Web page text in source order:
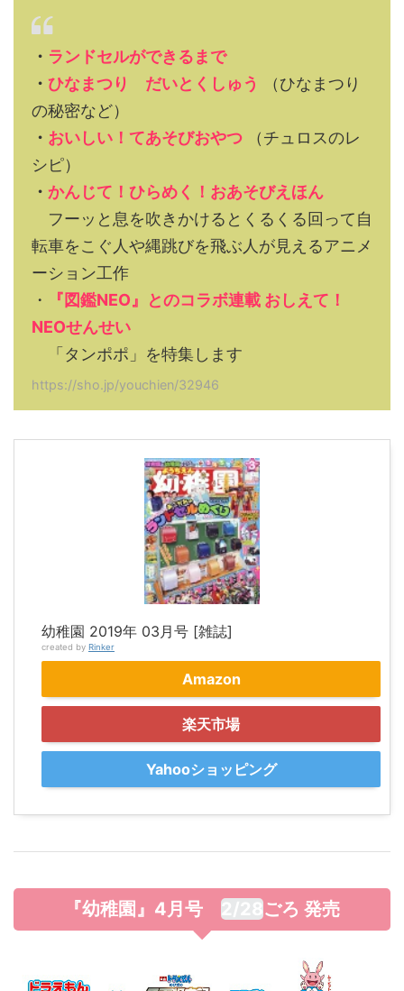
・ ランドセルができるまで
・ ひなまつり だいとくしゅう
（ひなまつり
の秘密など）
・ おいしい！てあそびおやつ （チュロスのレ
シピ）
・ かんじて！ひらめく！おあそびえほん
フーッと息を吹きかけるとくるくる回って自
転車をこぐ人や縄跳びを飛ぶ人が見えるアニメ
ーション工作
・
『図鑑NEO』とのコラボ連載 おしえて！
NEOせんせい
「タンポポ」を特集します
https://sho.jp/youchien/32946
幼稚園 2019年 03月号 [雑誌]
created by Rinker
Amazon
楽天市場
Yahooショッピング
『幼稚園』4月号 2/28ごろ 発売